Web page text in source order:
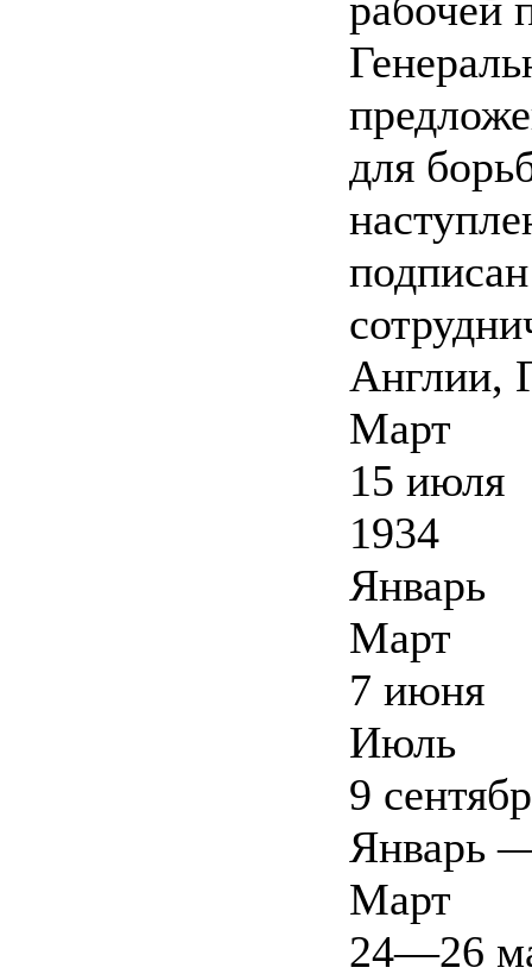
для
Англии,
Март
15 июля
1934
Январь
Март
7 июня
Июль
9
Январь
Март
24—26